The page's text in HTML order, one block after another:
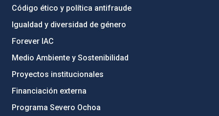
Código ético y política antifraude
Igualdad y diversidad de género
Forever IAC
Medio Ambiente y Sostenibilidad
Proyectos institucionales
Financiación externa
Programa Severo Ochoa